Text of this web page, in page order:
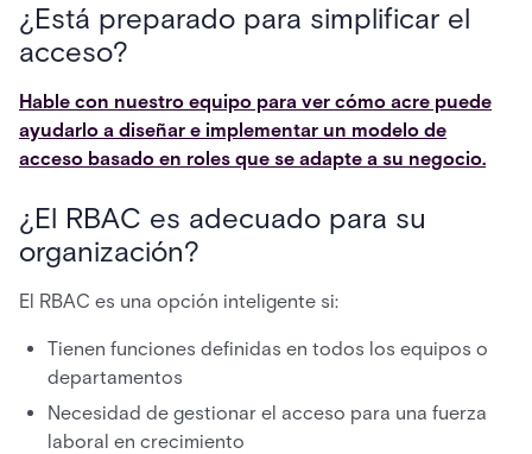
¿Está preparado para simplificar el
acceso?
Hable con nuestro equipo para ver cómo acre puede
ayudarlo a diseñar e implementar un modelo de
acceso basado en roles que se adapte a su negocio.
¿El RBAC es adecuado para su
organización?
El RBAC es una opción inteligente si:
Tienen funciones definidas en todos los equipos o
departamentos
Necesidad de gestionar el acceso para una fuerza
laboral en crecimiento